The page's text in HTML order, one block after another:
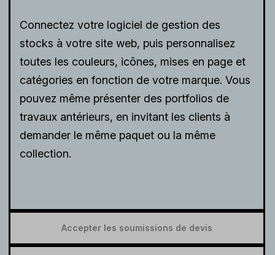
Connectez votre logiciel de gestion des
stocks à votre site web, puis personnalisez
toutes les couleurs, icônes, mises en page et
catégories en fonction de votre marque. Vous
pouvez même présenter des portfolios de
travaux antérieurs, en invitant les clients à
demander le même paquet ou la même
collection.
Accepter les soumissions de devis